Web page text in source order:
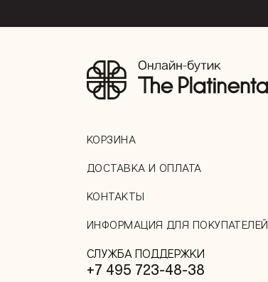
КОРЗИНА
ДОСТАВКА И ОПЛАТА
КОНТАКТЫ
ИНФОРМАЦИЯ ДЛЯ ПОКУПАТЕЛЕЙ
СЛУЖБА ПОДДЕРЖКИ
+7 495 723-48-38